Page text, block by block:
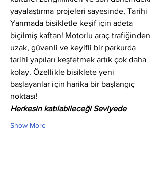
yayalaştırma projeleri sayesinde, Tarihi
Yarımada bisikletle keşif için adeta
biçilmiş kaftan! Motorlu araç trafiğinden
uzak, güvenli ve keyifli bir parkurda
tarihi yapıları keşfetmek artık çok daha
kolay. Özellikle bisiklete yeni
başlayanlar için harika bir başlangıç
noktası!
Herkesin katılabileceği Seviyede
Show More